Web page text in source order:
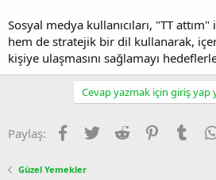
Sosyal medya kullanıcıları, "TT
hem de stratejik bir dil kullanarak,
kişiye ulaşmasını sağlamayı
Cevap yazmak için giriş yap
Paylaş: Facebook
TwitterReddit Pinterest
Güzel Yemekler